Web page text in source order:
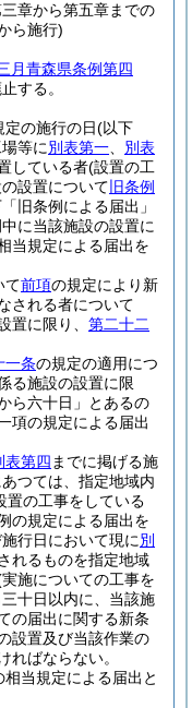
章から第五章までの
ら施行)
月青森県条例第四
する。
定の施行の日(以下
等に別表第一
別表
している者(設置の工
設置について 旧条例
旧条例による届出」
に当該施設の設置に
当規定による届出を
て前項の規定により新
される者について
置に限り、 第二十二
一条の規定の適用につ
る施設の設置に限
ら六十日」とあるの
項の規定による届出
表第四 までに掲げる施
つては、指定地域内
置の工事をしている
の規定による届出を
行日において現に別
れるものを指定地域
施についての工事を
十日以内に、当該施
の届出に関する新条
設置及び当該作業の
ればならない。
当規定による届出と